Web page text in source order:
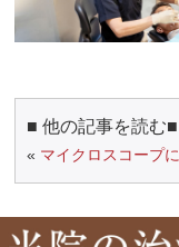
■ 他の記事を読む■
« マイクロスコープ